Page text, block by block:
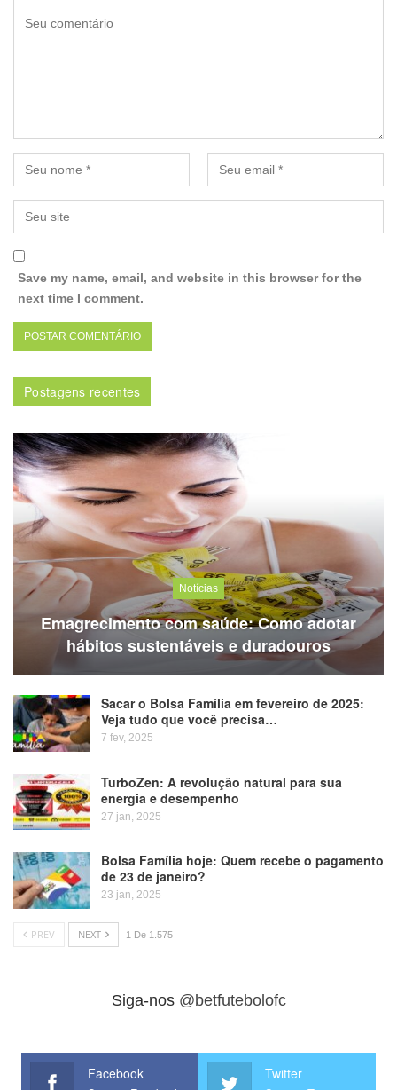
Save my name, email, and website in this browser for the
next time I comment.
Postagens recentes
Notícias
Emagrecimento com saúde: Como adotar
hábitos sustentáveis e duradouros
Sacar o Bolsa Família em fevereiro de 2025:
Veja tudo que você precisa…
7 fev, 2025
TurboZen: A revolução natural para sua
energia e desempenho
27 jan, 2025
Bolsa Família hoje: Quem recebe o pagamento
de 23 de janeiro?
23 jan, 2025
PREV NEXT 1 De 1.575
Siga-nos @betfutebolofc
Facebook Twitter